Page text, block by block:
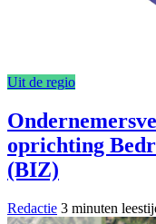
Uit de regio
oprichting
(BIZ)
Redactie 3 minuten